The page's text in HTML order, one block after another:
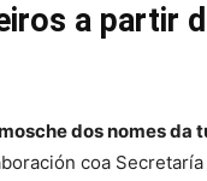
a partir
dos nomes da
coa